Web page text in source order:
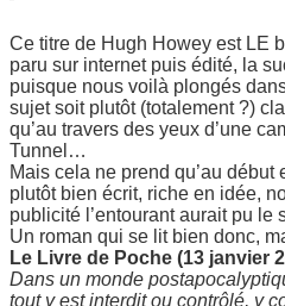
Ce titre de Hugh Howey est LE
paru sur internet puis édité, la
puisque nous voilà plongés
sujet soit plutôt (totalement ?)
qu’au travers des yeux d’une
Tunnel…
Mais cela ne prend qu’au
plutôt bien écrit, riche en idée,
publicité l’entourant aurait pu le
Un roman qui se lit bien donc,
Le Livre de Poche (13 janvier
Dans un monde
tout y est interdit ou contrôlé, y